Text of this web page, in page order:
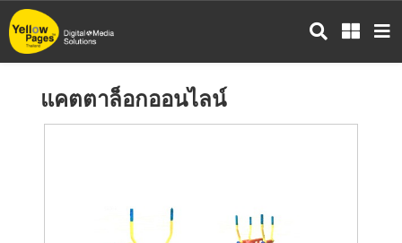
ข้าม
ไป
แคตตาล็อกออนไลน์